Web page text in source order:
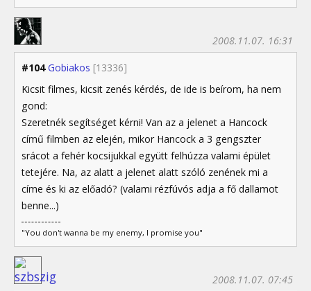
#104 Gobiakos [13336]
2008.11.07. 16:31
Kicsit filmes, kicsit zenés kérdés, de ide is beírom, ha nem
gond:
Szeretnék segítséget kérni! Van az a jelenet a Hancock
című filmben az elején, mikor Hancock a 3 gengszter
srácot a fehér kocsijukkal együtt felhúzza valami épület
tetejére. Na, az alatt a jelenet alatt szóló zenének mi a
címe és ki az előadó? (valami rézfúvós adja a fő dallamot
benne...)
"You don't wanna be my enemy, I promise you"
2008.11.07. 07:45